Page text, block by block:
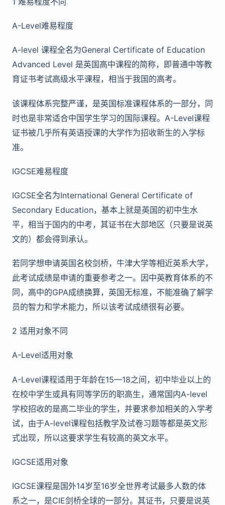
A-Level难易程度
A-level 课程全名为General Certificate of Education
Advanced Level 是英国高中课程的简称，即普通中等教
育证书考试高级水平课程，相当于我国的高考。
该课程体系完整严谨，是英国标准课程体系的一部分，同
时也是非常适合中国学生学习的国际课程。A-Level课程
证书被几乎所有英语授课的大学作为招收新生的入学标
准。
IGCSE难易程度
IGCSE全名为International General Certificate of
Secondary Education，基本上就是英国的初中生水
平，相当于国内的中考，其证书在大部地区（只要是说英
文的）都会得到承认。
若同学想申请英国名校剑桥，牛津大学等相近英系大学，
此考试成绩是申请的重要参考之一。因中英教育体系的不
同，高中的GPA成绩换算，英国无标准，不能准确了解学
员的智力和学术能力，所以该考试成绩很有必要。
2 适用对象不同
A-Level适用对象
A-Level课程适用于年龄在15—18之间，初中毕业以上的
在校中学生或具有同等学历的职高生，通常国内A-level
学校招收的是高二毕业的学生，并要求参加相关的入学考
试，由于A-level课程包括教学及试卷习题等都是英文形
式出现，所以这要求学生有较高的英文水平。
IGCSE适用对象
IGCSE课程是国外14岁至16岁全世界考试最多人数的体
系之一，是CIE剑桥全球的一部分。其证书，只要是说英